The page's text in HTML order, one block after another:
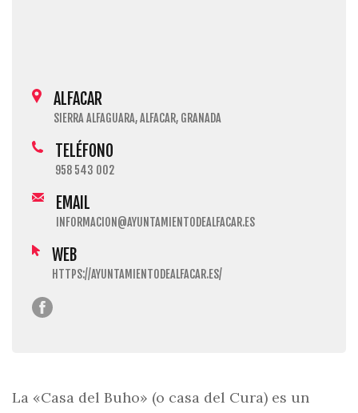
ALFACAR
SIERRA ALFAGUARA, ALFACAR, GRANADA
TELÉFONO
958 543 002
EMAIL
INFORMACION@AYUNTAMIENTODEALFACAR.ES
WEB
HTTPS://AYUNTAMIENTODEALFACAR.ES/
La «Casa del Buho» (o casa del Cura) es un